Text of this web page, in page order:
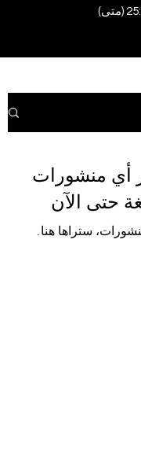
أي منشورات
حتى الآن
ستراها هنا.